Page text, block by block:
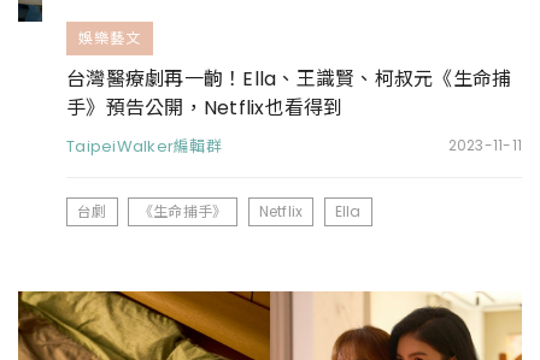
娛樂藝文
台灣醫療劇再一齣！Ella、王識賢、柯叔元《生命捕
手》預告公開，Netflix也看得到
TaipeiWalker編輯群 2023-11-11
台劇 《生命捕手》 Netflix Ella